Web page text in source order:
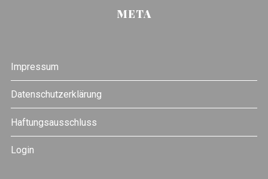
META
Impressum
Datenschutzerklärung
Haftungsausschluss
Login